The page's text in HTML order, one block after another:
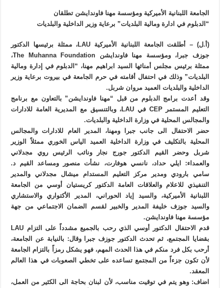
الجامعة اللبنانية الأميركية ومؤسسة مهنا فاوندايشن تطلقان
“الدبلوم في ادارة ومالية البلديات” برعاية وزير الداخلية والبلديات
(أ.ل) – أطلقت الجامعة اللبنانية الأميركية LAU، ممثلة برئيسها الدكتور
جوزف جبرا، ومؤسسة مهنا فاوندايشن The Muhanna Foundation،
ممثلة برئيس مجلس أمنائها السيد ابراهيم مهنا، “الدبلوم في إدارة ومالية
البلديات” وذلك في احتفال أقامته في حرم الجامعة في بيروت برعاية وزير
الداخلية والبلديات العميد مروان شربل.
وقد أعدت برامج الدبلوم من قبل “مهنا فاوندايشن” بالتعاون مع برنامج
التعليم المستمر CEP في LAU، وبالتنسيق مع المديرية العامة للادارات
والمجالس المحلية في وزارة الداخلية والبلديات.
حضر الاحتفال الى جانب جبرا ومهنا، المدير العام للادارات والمجالس
المحلية بالتكليف في وزارة الداخلية العميد الياس الخوري ممثلاً الوزير
شربل وحضر القيم الدكتور جورج نجار ونائب الرئيس روي مجدلاني
والعمداء: ايلي حداد، نانسي هوفارت، نشأت منصور ومساعد القيم د.
سامي بارودي ومدير مركز التعليم المستدام ميشال مجدلاني والمدير
التنفيذي للاعلام والعلاقات العامة الدكتور كريستيان أوسي من الجامعة
اللبنانية الأميركية، والسيد إياد الحوراني، المدير الأكتواري والاستشاري
والسيد جوزف خليفة المدير والخبير لقسم الضمان الاجتماعي من جهة
مؤسسة مهنا فاوندايشن.
قدم الاحتفال الدكتور أوسي الذي رحب بالجميع مشدداً على التزام LAU
بقضايا المجتمع، ثم تحدث الدكتور جوزف جبرا وقال: بالنيابة عن الجامعة،
أرحب بكل فرد منكم في هذا الحدث المهم، فهو يشكل رمزاً بالتزام الجامعة
لأن تكون جزءاً من المجتمع تساعده على تخطي الصعوبات في هذا العالم
المعقد.
اضاف: وهو يتم في توقيت مناسب، لأن لبنان بحاجة الى الكثير من العمل،